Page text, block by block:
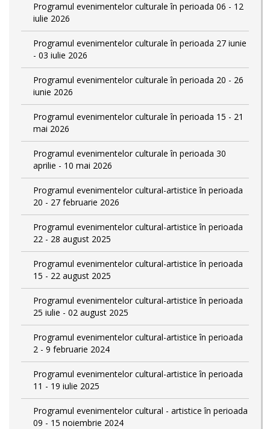
Programul evenimentelor culturale în perioada 06 - 12
iulie 2026
Programul evenimentelor culturale în perioada 27 iunie
- 03 iulie 2026
Programul evenimentelor culturale în perioada 20 - 26
iunie 2026
Programul evenimentelor culturale în perioada 15 - 21
mai 2026
Programul evenimentelor culturale în perioada 30
aprilie - 10 mai 2026
Programul evenimentelor cultural-artistice în perioada
20 - 27 februarie 2026
Programul evenimentelor cultural-artistice în perioada
22 - 28 august 2025
Programul evenimentelor cultural-artistice în perioada
15 - 22 august 2025
Programul evenimentelor cultural-artistice în perioada
25 iulie - 02 august 2025
Programul evenimentelor cultural-artistice în perioada
2 - 9 februarie 2024
Programul evenimentelor cultural-artistice în perioada
11 - 19 iulie 2025
Programul evenimentelor cultural - artistice în perioada
09 - 15 noiembrie 2024